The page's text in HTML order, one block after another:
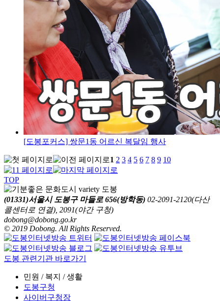
[도봉포커스] 쌍문1동 어르신 복달임 행사
1 2 3 4 5 6 7 8 9 10
TOP
(01331)서울시 도봉구 마들로 656(방학동) 02-2091-2120(다산
콜센터로 연결), 2091(야간 구청)
dobong@dobong.go.kr
© 2019 Dobong. All Rights Reserved.
도봉 관련기관 바로가기
민원 / 복지 / 생활
도봉구청
사이버구청장